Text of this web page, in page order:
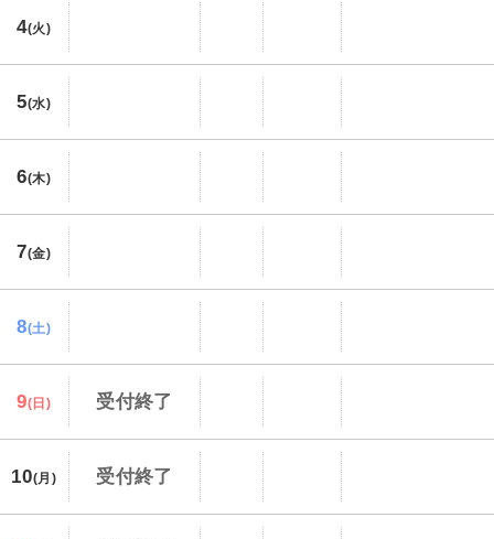
4(火)
5(水)
6(木)
7(金)
8(土)
9(日) 受付終了
10(月) 受付終了